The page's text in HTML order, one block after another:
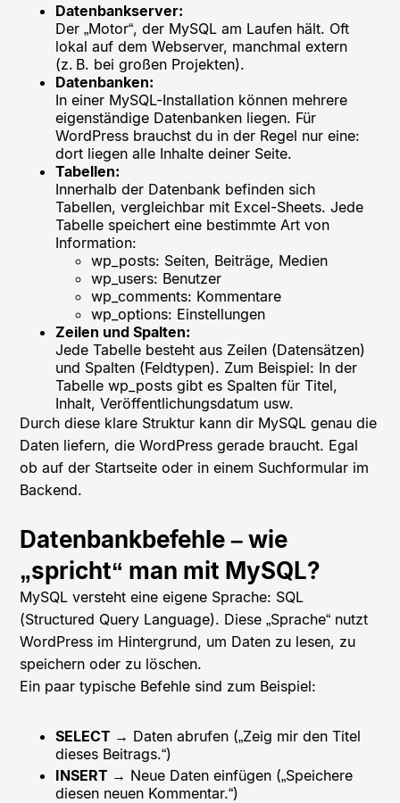
Datenbankserver:
Der „Motor“, der MySQL am Laufen hält. Oft
lokal auf dem Webserver, manchmal extern
(z. B. bei großen Projekten).
Datenbanken:
In einer MySQL-Installation können mehrere
eigenständige Datenbanken liegen. Für
WordPress brauchst du in der Regel nur eine:
dort liegen alle Inhalte deiner Seite.
Tabellen:
Innerhalb der Datenbank befinden sich
Tabellen, vergleichbar mit Excel-Sheets. Jede
Tabelle speichert eine bestimmte Art von
Information:
wp_posts: Seiten, Beiträge, Medien
wp_users: Benutzer
wp_comments: Kommentare
wp_options: Einstellungen
Zeilen und Spalten:
Jede Tabelle besteht aus Zeilen (Datensätzen)
und Spalten (Feldtypen). Zum Beispiel: In der
Tabelle wp_posts gibt es Spalten für Titel,
Inhalt, Veröffentlichungsdatum usw.
Durch diese klare Struktur kann dir MySQL genau die
Daten liefern, die WordPress gerade braucht. Egal
ob auf der Startseite oder in einem Suchformular im
Backend.
Datenbankbefehle – wie
„spricht“ man mit MySQL?
MySQL versteht eine eigene Sprache: SQL
(Structured Query Language). Diese „Sprache“ nutzt
WordPress im Hintergrund, um Daten zu lesen, zu
speichern oder zu löschen.
Ein paar typische Befehle sind zum Beispiel:
SELECT → Daten abrufen („Zeig mir den Titel
dieses Beitrags.“)
INSERT → Neue Daten einfügen („Speichere
diesen neuen Kommentar.“)